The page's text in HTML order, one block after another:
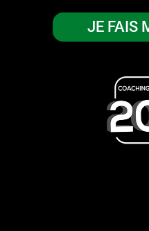
JE FAIS